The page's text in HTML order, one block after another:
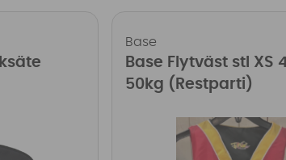
Base
Base Flytväst stl XS
50kg (Restparti)